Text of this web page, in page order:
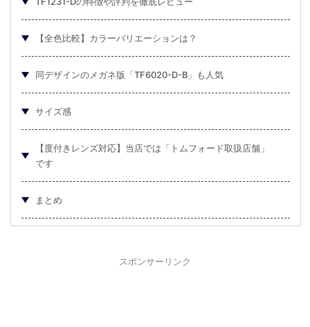
【全色比較】カラーバリエーションは？
同デザインのメガネ版「TF6020-D-B」も人気
サイズ感
【度付きレンズ対応】当店では「トムフォード取扱店舗」
です
まとめ
スポンサーリンク